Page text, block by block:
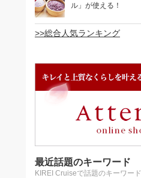
ル」が使える！
>>総合人気ランキング
最近話題のキーワード
KIREI Cruiseで話題のキーワード